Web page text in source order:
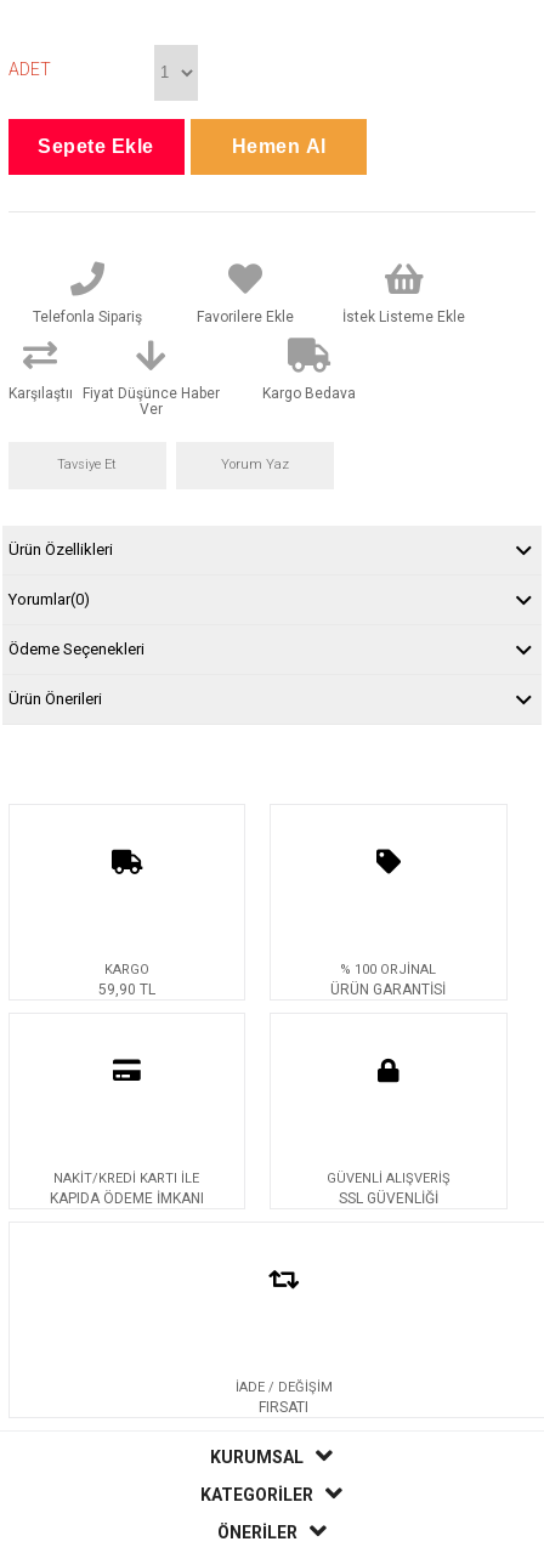
ADET
Telefonla Sipariş Favorilere Ekle İstek Listeme Ekle
Karşılaştır
Fiyat Düşünce Haber
Ver
Kargo Bedava
Tavsiye Et Yorum Yaz
Ürün Özellikleri
Yorumlar(0)
Ödeme Seçenekleri
Ürün Önerileri
KARGO
59,90 TL
% 100 ORJİNAL
ÜRÜN GARANTİSİ
NAKİT/KREDİ KARTI İLE
KAPIDA ÖDEME İMKANI
GÜVENLİ ALIŞVERİŞ
SSL GÜVENLİĞİ
İADE / DEĞİŞİM
FIRSATI
KURUMSAL
KATEGORİLER
ÖNERİLER